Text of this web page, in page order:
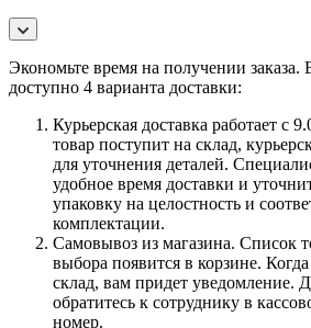
Экономьте время на получении заказа.
доступно 4 варианта доставки:
Курьерская доставка работает с
товар поступит на склад,
для уточнения деталей.
удобное время доставки и
упаковку на целостность и
комплектации.
Самовывоз из магазина. Список
выбора появится в корзине.
склад, вам придет уведомление.
обратитесь к сотруднику в
номер.